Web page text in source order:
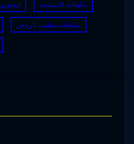
مكيفات الاسبليت
مكيفات سبليت الرياض